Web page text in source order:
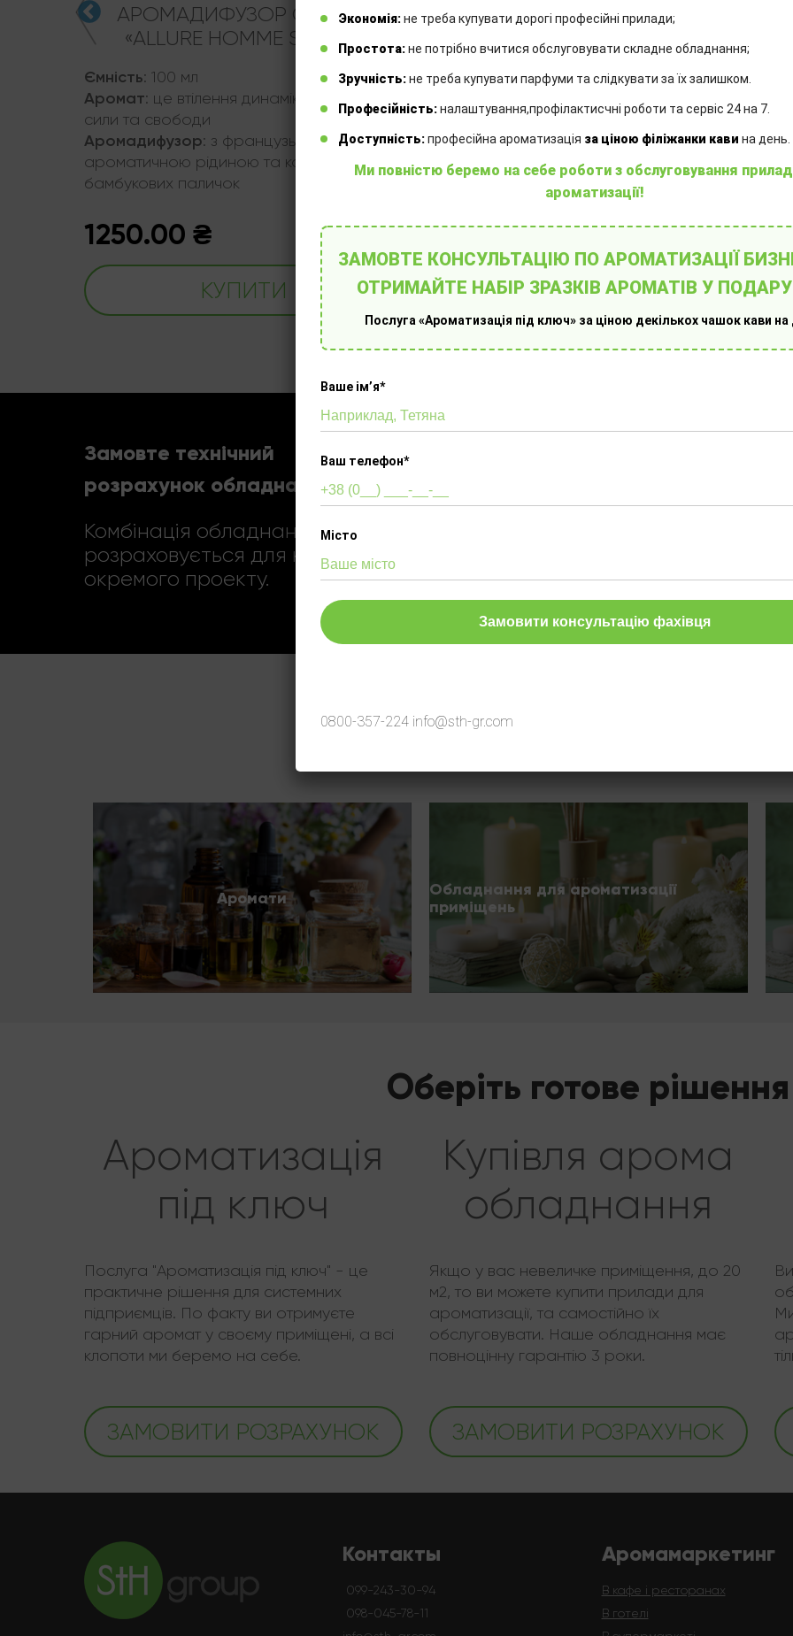
АРОМАДИФУЗОР CHANEL
«ALLURE HOMME SPORT»
Ємність: 100 мл
Аромат: це втілення динаміки, витонченої
сили та свободи
Аромадифузор: з французькою
ароматичною рідиною та комплектом
бамбукових паличок
1250.00 ₴
КУПИТИ
АРОМАДИФУЗОР LANVIN
«ECLAT D’ARPEGE»
Ємність:100 мл
парфумерії, справжній символ весни,
чистоти та ніжної жіночності
Аромадифузор
з французькою
ароматичною рідиною та комплектом
бамбукових паличок
1250.00₴
КУПИТИ
Замовте технічний
розрахунок обладнання
Комбінація обладнання
розраховується для кожного
окремого проекту.
Інші товари
Аромати
Обладнання для ароматизації
приміщень
Оберіть готове рішення
Ароматизація
під ключ
Послуга "Ароматизація під ключ" - це
практичне рішення для системних
підприємців. По факту ви отримуєте
гарний аромат у своєму приміщені, а всі
клопоти ми беремо на себе.
ЗАМОВИТИ РОЗРАХУНОК
Купівля арома
обладнання
Якщо у вас невеличке приміщення, до 20
м2, то ви можете купити прилади для
ароматизації, та самостійно їх
обслуговувати. Наше обладнання має
повноцінну гарантію 3 роки.
ЗАМОВИТИ РОЗРАХУНОК
Контакты
099-243-30-94
098-045-78-11
Аромамаркетинг
В кафе і ресторанах
В готелі
Экономія:не треба купувати дорогі професійні прилади;
Простота:не потрібно вчитися обслуговувати складне обладнання;
Зручність:не треба купувати парфуми та слідкувати за їх залишком.
Професійність:налаштування,профілактисчні роботи та сервіс 24 на 7.
Доступність:професійна ароматизація за ціною філіжанки кави на день.
Ми повністю беремо на себе роботи з обслуговування
ароматизації!
ЗАМОВТЕ КОНСУЛЬТАЦІЮ ПО АРОМАТИЗАЦІЇ
ОТРИМАЙТЕ НАБІР ЗРАЗКІВ АРОМАТІВ У
Послуга «Ароматизація під ключ» за ціною декількох чашок кави на
Ваше імʼя*
Ваш телефон*
Місто
0800-357-224 info@sth-gr.com